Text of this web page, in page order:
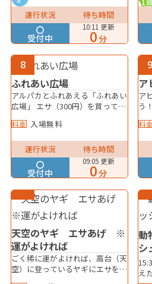
運行状況
受付中
待ち時間
10:11 更新
0分
8
ふれあい広場
アルパカとふれあえる「ふれあい
広場」 エサ（300円）を買ってエ
の為、未就学児は保護者同伴の
の観覧・エサあげとなります。
※雨天中止
料金 入場無料
運行状況
受付中
待ち時間
09:05 更新
0分
9
ア
ア
う！
料
天空のヤギ エサあげ ※
運がよければ
ごく稀に運がよければ、高台（天
空）に登っているヤギにエサをあ
動
シ
え